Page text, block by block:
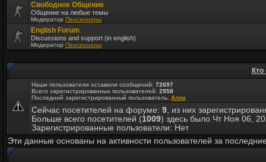
Свободное Общение
Общение на любые темы
Модератор Пенсионеры
English Forum
Discussions and support (in english)
Модератор Пенсионеры
Наши пользователи оставили сообщений: 72697
Всего зарегистрированных пользователей: 2958
Последний зарегистрированный пользователь: Алла
Сейчас посетителей на форуме: 9, из них
Больше всего посетителей (1009) здесь было Чт Ноя 06,
Зарегистрированные пользователи: Нет
Эти данные основаны на активности пользователей за